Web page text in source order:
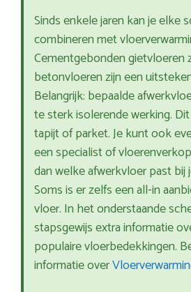
Sinds enkele jaren kan je elke
combineren met
Cementgebonden gietvloeren
betonvloeren zijn een
Belangrijk: bepaalde
te sterk isolerende werking.
tapijt of parket. Je kunt ook
een specialist of
dan welke afwerkvloer past bij
Soms is er zelfs een all-in
vloer. In het onderstaande
stapsgewijs extra informatie
populaire vloerbedekkingen.
informatie over